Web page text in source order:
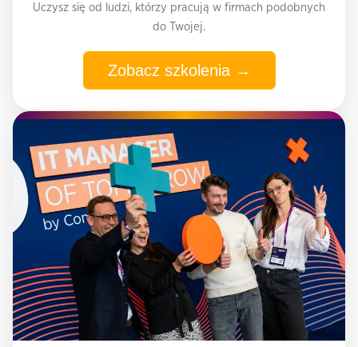
Uczysz się od ludzi, którzy pracują w firmach podobnych
do Twojej.
Zobacz szkolenia →